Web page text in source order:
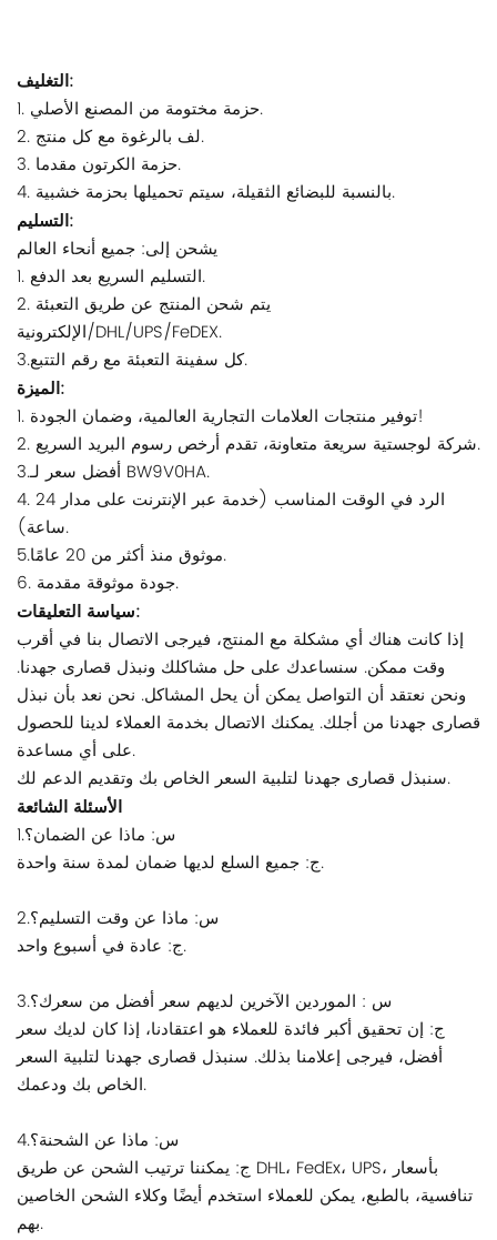
التغليف:
1. حزمة مختومة من المصنع الأصلي.
2. لف بالرغوة مع كل منتج.
3. حزمة الكرتون مقدما.
4. بالنسبة للبضائع الثقيلة، سيتم تحميلها بحزمة خشبية.
التسليم:
يشحن إلى: جميع أنحاء العالم
1. التسليم السريع بعد الدفع.
2. يتم شحن المنتج عن طريق التعبئة
الإلكترونية/DHL/UPS/FeDEX.
3.كل سفينة التعبئة مع رقم التتبع.
الميزة:
1. توفير منتجات العلامات التجارية العالمية، وضمان الجودة!
2. شركة لوجستية سريعة متعاونة، تقدم أرخص رسوم البريد السريع.
3.أفضل سعر لـ BW9V0HA.
4. الرد في الوقت المناسب (خدمة عبر الإنترنت على مدار 24
ساعة).
5.موثوق منذ أكثر من 20 عامًا.
6. جودة موثوقة مقدمة.
سياسة التعليقات:
إذا كانت هناك أي مشكلة مع المنتج، فيرجى الاتصال بنا في أقرب
وقت ممكن. سنساعدك على حل مشاكلك ونبذل قصارى جهدنا.
ونحن نعتقد أن التواصل يمكن أن يحل المشاكل. نحن نعد بأن نبذل
قصارى جهدنا من أجلك. يمكنك الاتصال بخدمة العملاء لدينا للحصول
على أي مساعدة.
سنبذل قصارى جهدنا لتلبية السعر الخاص بك وتقديم الدعم لك.
الأسئلة الشائعة
1.س: ماذا عن الضمان؟
ج: جميع السلع لديها ضمان لمدة سنة واحدة.
2.س: ماذا عن وقت التسليم؟
ج: عادة في أسبوع واحد.
3.س : الموردين الآخرين لديهم سعر أفضل من سعرك؟
ج: إن تحقيق أكبر فائدة للعملاء هو اعتقادنا، إذا كان لديك سعر
أفضل، فيرجى إعلامنا بذلك. سنبذل قصارى جهدنا لتلبية السعر
الخاص بك ودعمك.
4.س: ماذا عن الشحنة؟
ج: يمكننا ترتيب الشحن عن طريق DHL، FedEx، UPS، بأسعار
تنافسية، بالطبع، يمكن للعملاء استخدم أيضًا وكلاء الشحن الخاصين
بهم.